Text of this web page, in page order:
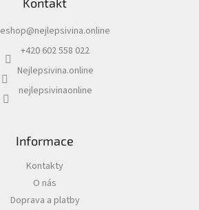
Kontakt
eshop@nejlepsivina.online
+420 602 558 022
Nejlepsivina.online
nejlepsivinaonline
Informace
Kontakty
O nás
Doprava a platby